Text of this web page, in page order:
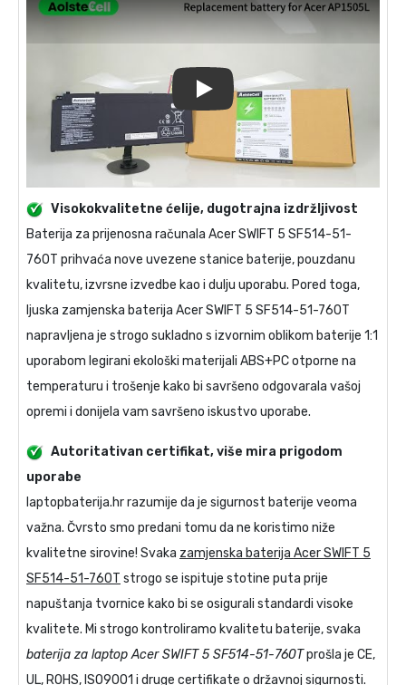
Visokokvalitetne ćelije, dugotrajna izdržljivost
Baterija za prijenosna računala Acer SWIFT 5 SF514-51-
760T prihvaća nove uvezene stanice baterije, pouzdanu
kvalitetu, izvrsne izvedbe kao i dulju uporabu. Pored toga,
ljuska zamjenska baterija Acer SWIFT 5 SF514-51-760T
napravljena je strogo sukladno s izvornim oblikom baterije 1:1
uporabom legirani ekološki materijali ABS+PC otporne na
temperaturu i trošenje kako bi savršeno odgovarala vašoj
opremi i donijela vam savršeno iskustvo uporabe.
Autoritativan certifikat, više mira prigodom
uporabe
laptopbaterija.hr razumije da je sigurnost baterije veoma
važna. Čvrsto smo predani tomu da ne koristimo niže
kvalitetne sirovine! Svaka zamjenska baterija Acer SWIFT 5
SF514-51-760T strogo se ispituje stotine puta prije
napuštanja tvornice kako bi se osigurali standardi visoke
kvalitete. Mi strogo kontroliramo kvalitetu baterije, svaka
baterija za laptop Acer SWIFT 5 SF514-51-760Tprošla je CE,
UL, ROHS, ISO9001 i druge certifikate o državnoj sigurnosti.